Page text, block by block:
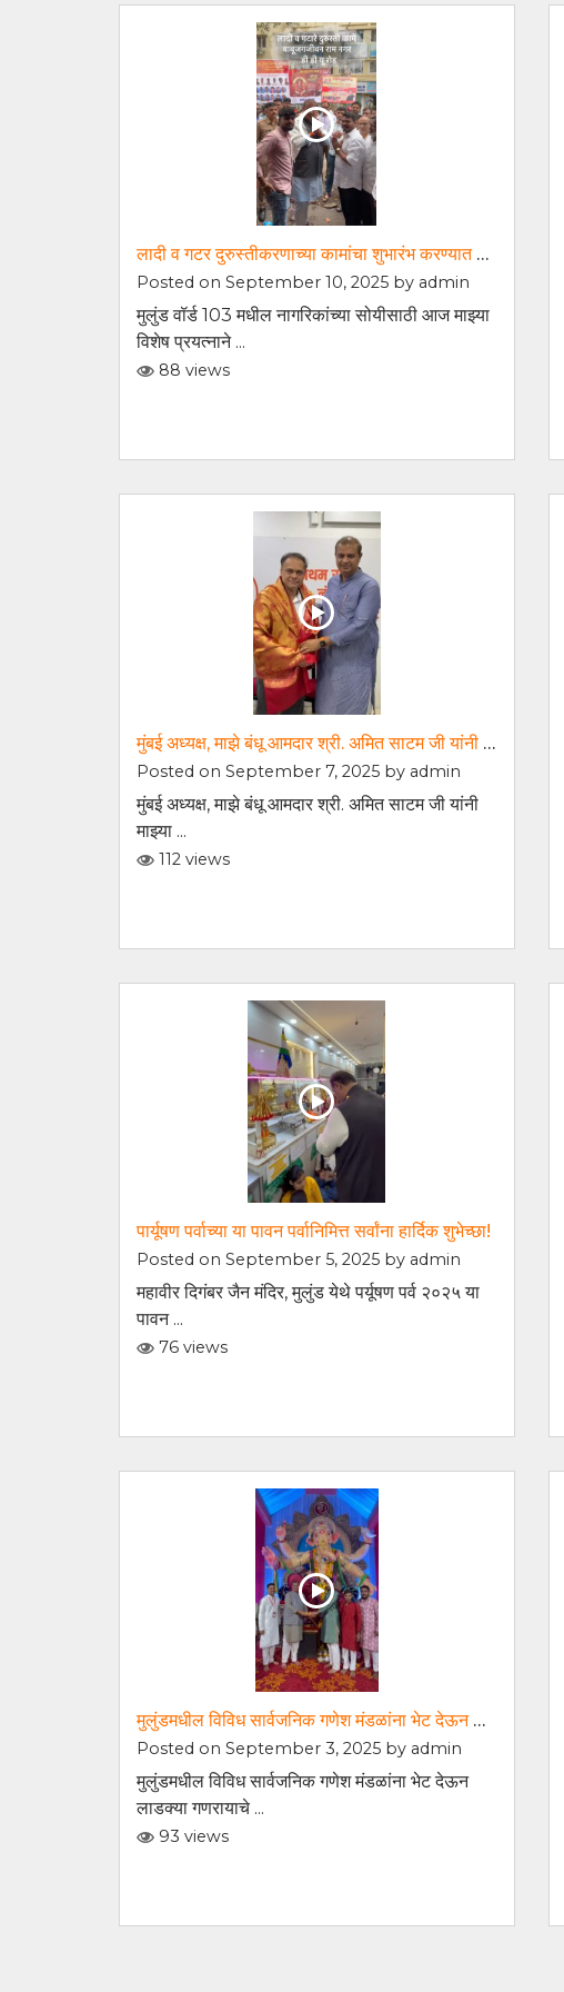
लादी व गटर दुरुस्तीकरणाच्या कामांचा शुभारंभ करण्यात आला
Posted on September 10, 2025 by admin
मुलुंड वॉर्ड 103 मधील नागरिकांच्या सोयीसाठी आज माझ्या
विशेष प्रयत्नाने ...
88 views
मुंबई अध्यक्ष, माझे बंधू आमदार श्री. अमित साटम जी यांनी माझ्या कार्यालयास सदिच्छा भेट दिली
Posted on September 7, 2025 by admin
मुंबई अध्यक्ष, माझे बंधू आमदार श्री. अमित साटम जी यांनी
माझ्या ...
112 views
पार्यूषण पर्वाच्या या पावन पर्वानिमित्त सर्वांना हार्दिक शुभेच्छा!
Posted on September 5, 2025 by admin
महावीर दिगंबर जैन मंदिर, मुलुंड येथे पर्यूषण पर्व २०२५ या
पावन ...
76 views
मुलुंडमधील विविध सार्वजनिक गणेश मंडळांना भेट देऊन लाडक्या गणरायाचे मनोभावे दर्शन घेतले
Posted on September 3, 2025 by admin
मुलुंडमधील विविध सार्वजनिक गणेश मंडळांना भेट देऊन
लाडक्या गणरायाचे ...
93 views